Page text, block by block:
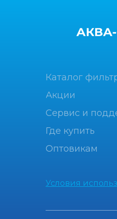
Условия
Каталог
Акции
Сервис и
Где купить
Оптовикам